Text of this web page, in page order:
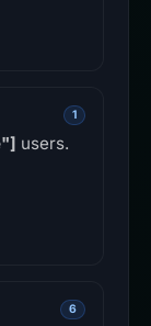
1
users.
6